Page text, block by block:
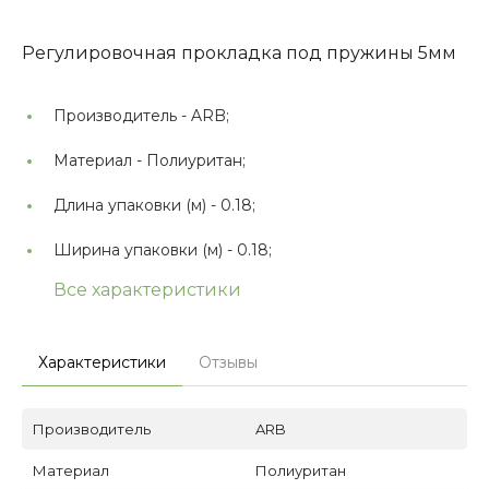
Регулировочная прокладка под пружины 5мм
Производитель - ARB;
Материал - Полиуритан;
Длина упаковки (м) - 0.18;
Ширина упаковки (м) - 0.18;
Все характеристики
Характеристики Отзывы
Производитель ARB
Материал Полиуритан